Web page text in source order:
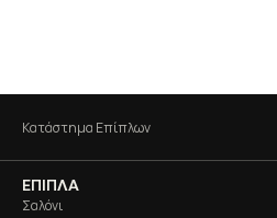
Κατάστημα Επίπλων
ΈΠΙΠΛΑ
Σαλόνι